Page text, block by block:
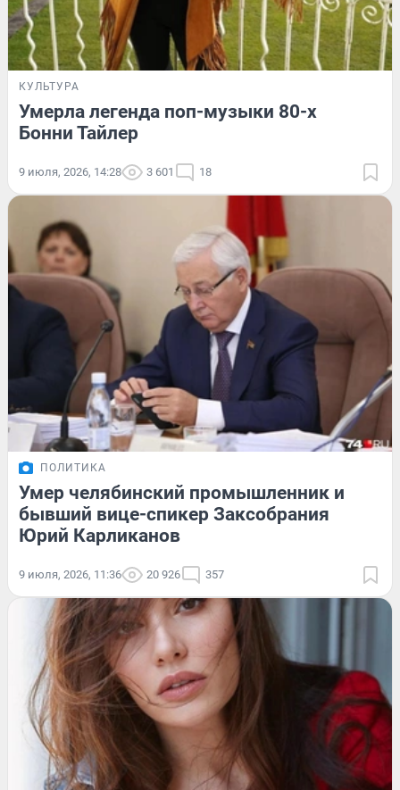
КУЛЬТУРА
Умерла легенда поп-музыки 80-х
Бонни Тайлер
9 июля, 2026, 14:28 3 601 18
ПОЛИТИКА
Умер челябинский промышленник и
бывший вице-спикер Заксобрания
Юрий Карликанов
9 июля, 2026, 11:36 20 926 357